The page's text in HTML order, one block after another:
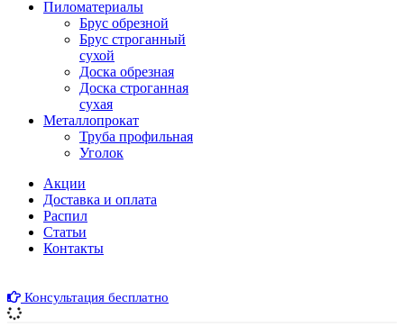
Пиломатериалы
Брус обрезной
Брус строганный
сухой
Доска обрезная
Доска строганная
сухая
Металлопрокат
Труба профильная
Уголок
Акции
Доставка и оплата
Распил
Cтатьи
Контакты
Консультация бесплатно